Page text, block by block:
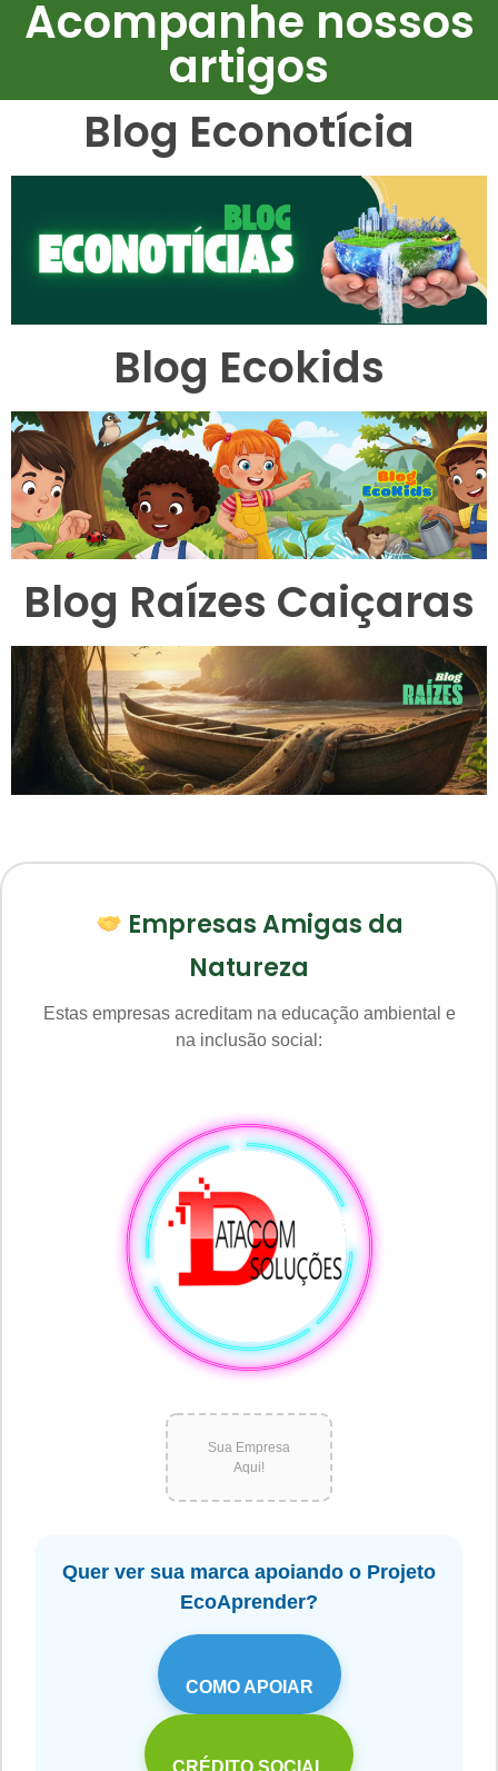
Acompanhe nossos
artigos
Blog Econotícia
Blog Ecokids
Blog Raízes Caiçaras
Empresas Amigas da
Natureza
Estas empresas acreditam na educação ambiental e
na inclusão social:
Sua Empresa
Aqui!
Quer ver sua marca apoiando o Projeto
EcoAprender?
COMO APOIAR
CRÉDITO SOCIAL